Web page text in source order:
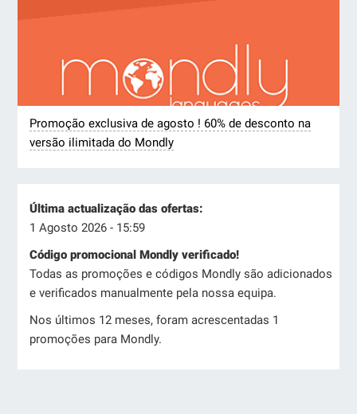
Promoção exclusiva de agosto ! 60% de desconto na
versão ilimitada do Mondly
Última actualização das ofertas:
1 Agosto 2026 - 15:59
Código promocional Mondly verificado!
Todas as promoções e códigos Mondly são adicionados
e verificados manualmente pela nossa equipa.
Nos últimos 12 meses, foram acrescentadas 1
promoções para Mondly.